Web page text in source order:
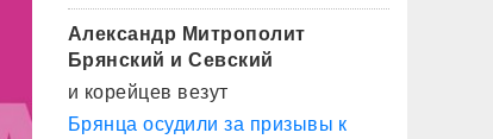
Александр Митрополит
Брянский и Севский
и корейцев везут
Брянца осудили за призывы к